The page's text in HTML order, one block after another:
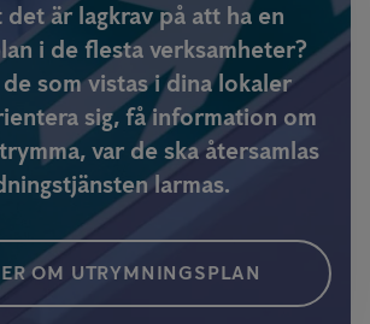
är lagkrav på att ha en
i de flesta verksamheter?
som vistas i dina lokaler
sig, få information om
var de ska återsamlas
larmas.
OM UTRYMNINGSPLAN